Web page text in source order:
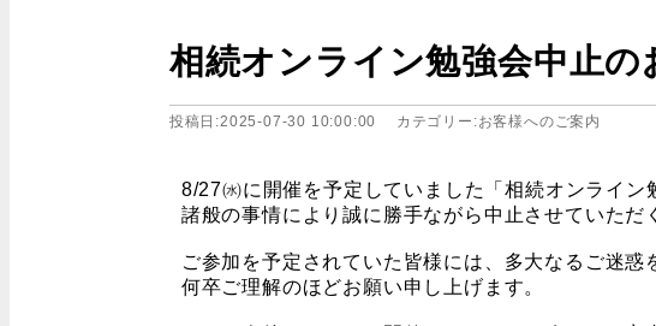
相続オンライン勉強会中止の
投稿日:2025-07-30 10:00:00 カテゴリー:お客様へのご案内
8/27㈬に開催を予定していました「相続オンライン
諸般の事情により誠に勝手ながら中止させていただ
ご参加を予定されていた皆様には、多大なるご迷
何卒ご理解のほどお願い申し上げます。